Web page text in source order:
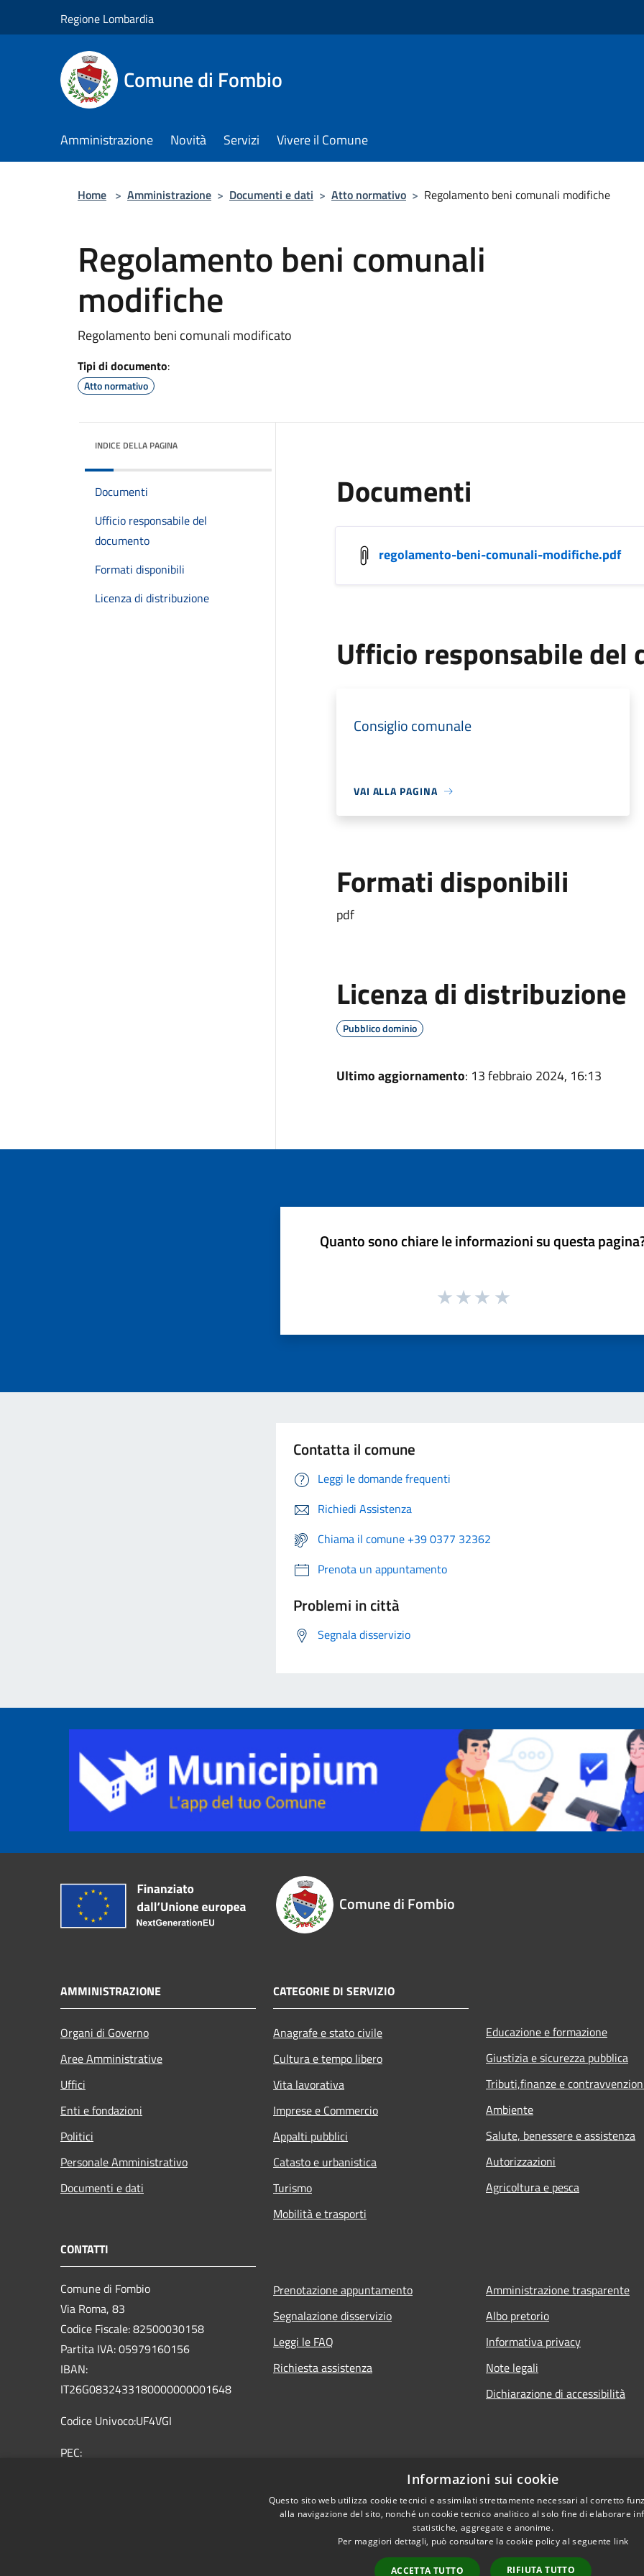
Regione Lombardia
Comune di Fombio
Amministrazione Novità Servizi Vivere il Comune
Home > Amministrazione > Documenti e dati > Atto normativo > Regolamento beni comunali modifiche
Regolamento beni comunali
modifiche
Regolamento beni comunali modificato
Tipi di documento:
Atto normativo
INDICE DELLA PAGINA
Documenti
Ufficio responsabile del
documento
Formati disponibili
Licenza di distribuzione
Documenti
regolamento-beni-comunali-modifiche.pdf
Ufficio responsabile del
Consiglio comunale
VAI ALLA PAGINA
Formati disponibili
pdf
Licenza di distribuzione
Pubblico dominio
Ultimo aggiornamento: 13 febbraio 2024, 16:13
Quanto sono chiare le informazioni su questa
Contatta il comune
Leggi le domande frequenti
Richiedi Assistenza
Chiama il comune +39 0377 32362
Prenota un appuntamento
Problemi in città
Segnala disservizio
Comune di Fombio
AMMINISTRAZIONE
Organi di Governo
Aree Amministrative
Uffici
Enti e fondazioni
Politici
Personale Amministrativo
Documenti e dati
CATEGORIE DI SERVIZIO
Anagrafe e stato civile
Cultura e tempo libero
Vita lavorativa
Imprese e Commercio
Appalti pubblici
Catasto e urbanistica
Turismo
Mobilità e trasporti
Educazione e formazione
Giustizia e sicurezza pubblica
Tributi,finanze e
Ambiente
Salute, benessere e assistenza
Autorizzazioni
Agricoltura e pesca
CONTATTI
Comune di Fombio
Via Roma, 83
Codice Fiscale: 82500030158
Partita IVA: 05979160156
IBAN:
IT26G0832433180000000001648
Codice Univoco:UF4VGI
PEC:
Prenotazione appuntamento
Segnalazione disservizio
Leggi le FAQ
Richiesta assistenza
Amministrazione trasparente
Albo pretorio
Informativa privacy
Note legali
Dichiarazione di accessibilità
Informazioni sui cookie
Questo sito web utilizza cookie tecnici e assimilati strettamente necessari al corretto
alla navigazione del sito, nonché un cookie tecnico analitico al solo fine di elaborare
statistiche, aggregate e anonime.
Per maggiori dettagli, può consultare la cookie policy al seguente link
ACCETTA TUTTO RIFIUTA TUTTO